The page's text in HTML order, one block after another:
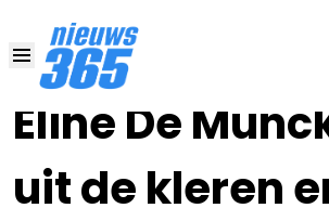
Eline De
uit de kleren
21 NOV 2022, 13:00